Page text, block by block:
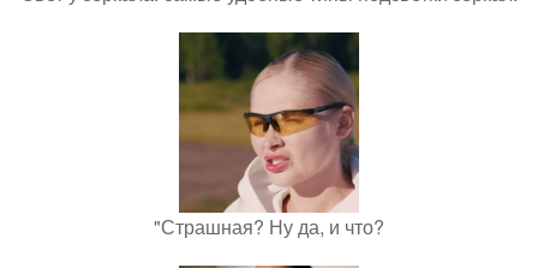
"Страшная? Ну да, и что?